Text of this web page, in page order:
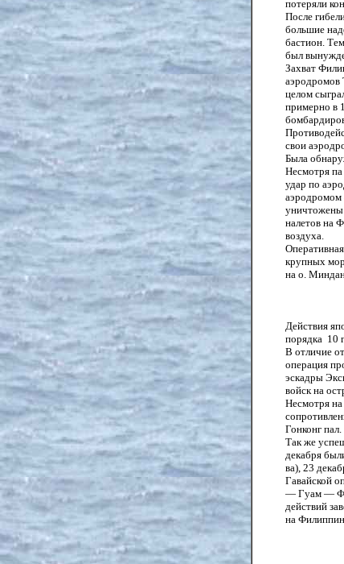
потеряли
После
большие
бастион.
был
Захват
аэродромов
целом
примерно в
свои
Была
Несмотря па
удар по
аэродромом
уничтожены
налетов на
воздуха.
крупных
на о.
Действия
порядка 10
В отличие
операция
эскадры
войск на
Несмотря на
Гонконг пал.
Так же
декабря
ва), 23
Гавайской
— Гуам —
действий
на